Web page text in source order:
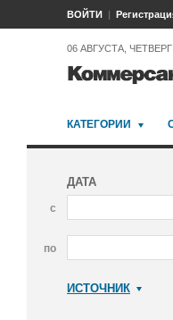
ВОЙТИ
06 АВГУСТА, ЧЕТВЕРГ
КАТЕГОРИИ
ДАТА
с
по
ИСТОЧНИК